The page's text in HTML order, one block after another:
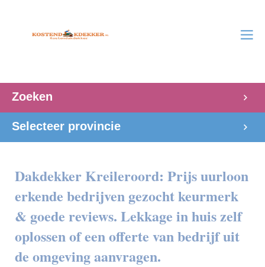
Zoeken
Selecteer provincie
Dakdekker Kreileroord: Prijs uurloon
erkende bedrijven gezocht keurmerk
& goede reviews. Lekkage in huis zelf
oplossen of een offerte van bedrijf uit
de omgeving aanvragen.